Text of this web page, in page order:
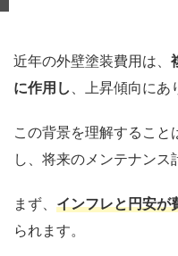
近年の外壁塗装費用は、
に作用し 、上昇傾向にあ
この背景を理解するこ
し、将来のメンテナンス
まず、 インフレと円安が
られます。